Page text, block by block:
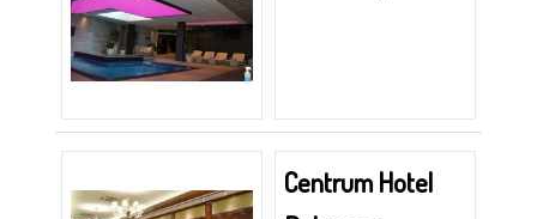
Centrum Hotel